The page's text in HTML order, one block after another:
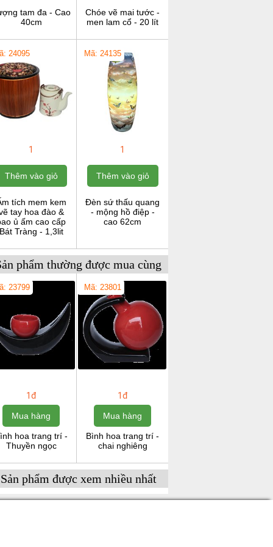
tam đa - Cao
40cm
Chóe vẽ mai tước -
men lam cổ - 20 lít
24095
1
Thêm vào giỏ
tích mem kem
tay hoa đào &
ủ ấm cao cấp
Tràng - 1,3lit
Mã: 24135
1
Thêm vào giỏ
Đèn sứ thấu quang
- mộng hồ điệp -
cao 62cm
phẩm thường được mua cùng
23799
1đ
Mua hàng
hoa trang trí -
Thuyền ngọc
Mã: 23801
1đ
Mua hàng
Bình hoa trang trí -
chai nghiêng
Sản phẩm được xem nhiều nhất